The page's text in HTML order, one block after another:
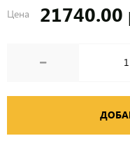
Цена 21740.00